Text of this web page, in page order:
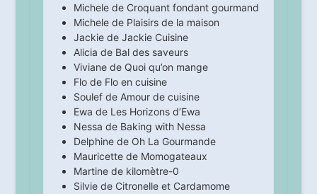
Michele de Croquant fondant gourmand
Michele de Plaisirs de la maison
Jackie de Jackie Cuisine
Alicia de Bal des saveurs
Viviane de Quoi qu’on mange
Flo de Flo en cuisine
Soulef de Amour de cuisine
Ewa de Les Horizons d’Ewa
Nessa de Baking with Nessa
Delphine de Oh La Gourmande
Mauricette de Momogateaux
Martine de kilomètre-0
Silvie de Citronelle et Cardamome